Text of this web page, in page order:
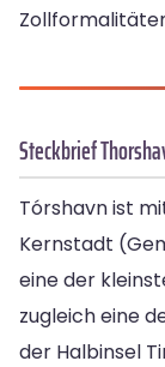
Steckbrief
Tórshavn ist
Kernstadt
eine der
zugleich eine
der Halbinsel